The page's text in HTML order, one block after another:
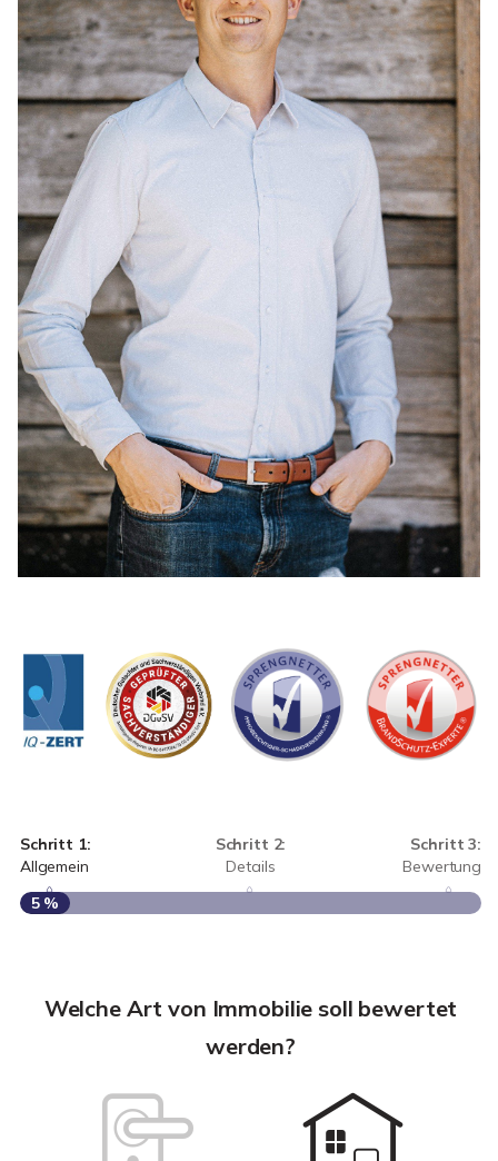
Schritt 1:
Allgemein
Schritt 2:
Details
Schritt 3:
Bewertung
5 %
Welche Art von Immobilie soll bewertet
werden?